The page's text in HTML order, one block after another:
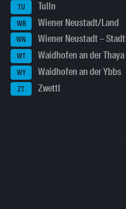
TU Tulln
WB Wiener Neustadt/Land
WN Wiener Neustadt – Stadt
WT Waidhofen an der Thaya
WY Waidhofen an der Ybbs
ZT Zwettl